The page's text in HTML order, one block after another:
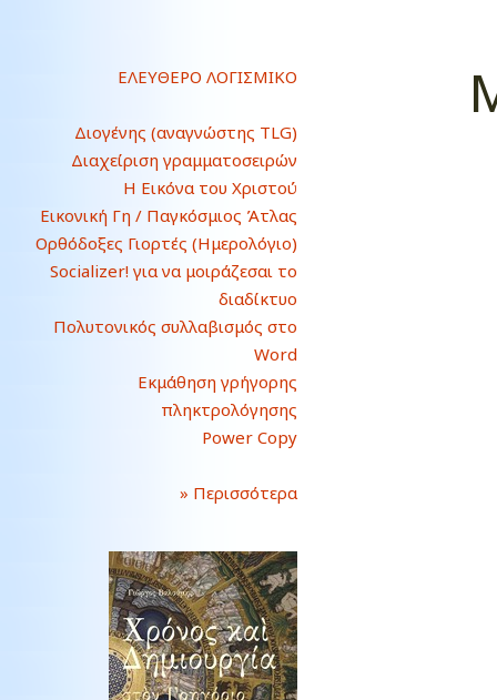
ΕΛΕΥΘΕΡΟ ΛΟΓΙΣΜΙΚΟ
Διογένης (αναγνώστης TLG)
Διαχείριση γραμματοσειρών
Η Εικόνα του Χριστού
Εικονική Γη / Παγκόσμιος Άτλας
Ορθόδοξες Γιορτές (Ημερολόγιο)
Socializer! για να μοιράζεσαι το
διαδίκτυο
Πολυτονικός συλλαβισμός στο
Word
Εκμάθηση γρήγορης
πληκτρολόγησης
Power Copy
» Περισσότερα